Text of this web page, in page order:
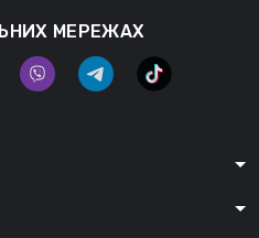
МЕРЕЖАХ